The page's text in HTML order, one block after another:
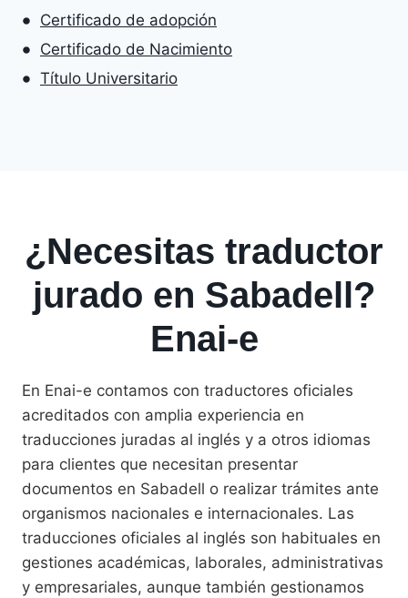
Certificado de adopción
Certificado de Nacimiento
Título Universitario
¿Necesitas traductor
jurado en Sabadell?
Enai-e
En Enai-e contamos con traductores oficiales
acreditados con amplia experiencia en
traducciones juradas al inglés y a otros idiomas
para clientes que necesitan presentar
documentos en Sabadell o realizar trámites ante
organismos nacionales e internacionales. Las
traducciones oficiales al inglés son habituales en
gestiones académicas, laborales, administrativas
y empresariales, aunque también gestionamos